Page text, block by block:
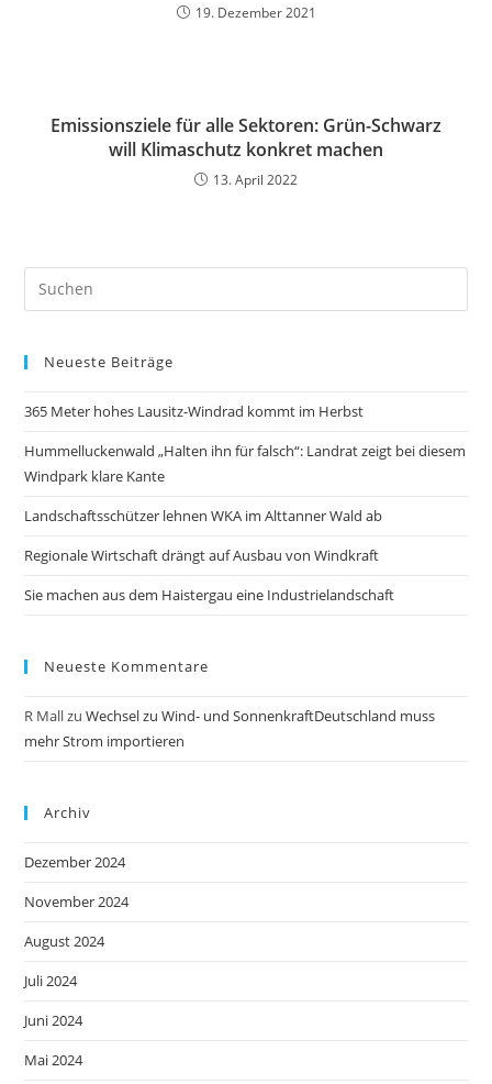
19. Dezember 2021
Emissionsziele für alle Sektoren: Grün-Schwarz
will Klimaschutz konkret machen
13. April 2022
Neueste Beiträge
365 Meter hohes Lausitz-Windrad kommt im Herbst
Hummelluckenwald „Halten ihn für falsch“: Landrat zeigt bei diesem
Windpark klare Kante
Landschaftsschützer lehnen WKA im Alttanner Wald ab
Regionale Wirtschaft drängt auf Ausbau von Windkraft
Sie machen aus dem Haistergau eine Industrielandschaft
Neueste Kommentare
R MallzuWechsel zu Wind- und SonnenkraftDeutschland muss
mehr Strom importieren
Archiv
Dezember 2024
November 2024
August 2024
Juli 2024
Juni 2024
Mai 2024